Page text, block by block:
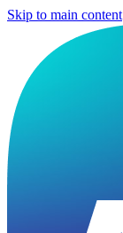
Skip to main content